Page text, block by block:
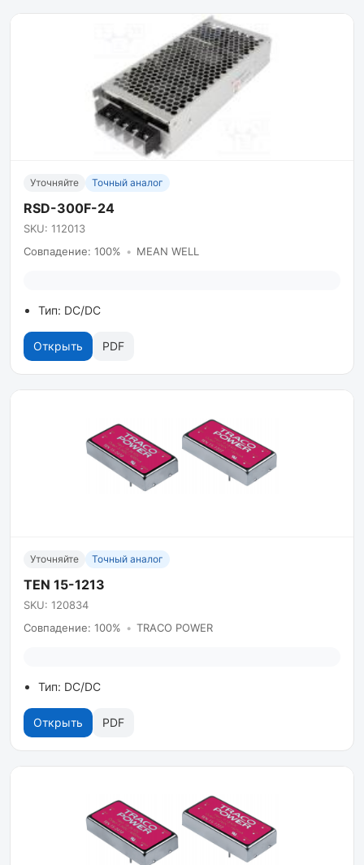
Уточняйте Точный аналог
RSD-300F-24
SKU: 112013
Совпадение: 100% • MEAN WELL
Тип: DC/DC
Открыть PDF
Уточняйте Точный аналог
TEN 15-1213
SKU: 120834
Совпадение: 100% • TRACO POWER
Тип: DC/DC
Открыть PDF